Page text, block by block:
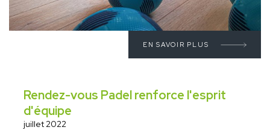
EN SAVOIR PLUS
Rendez-vous Padel renforce l'esprit
d'équipe
juillet 2022